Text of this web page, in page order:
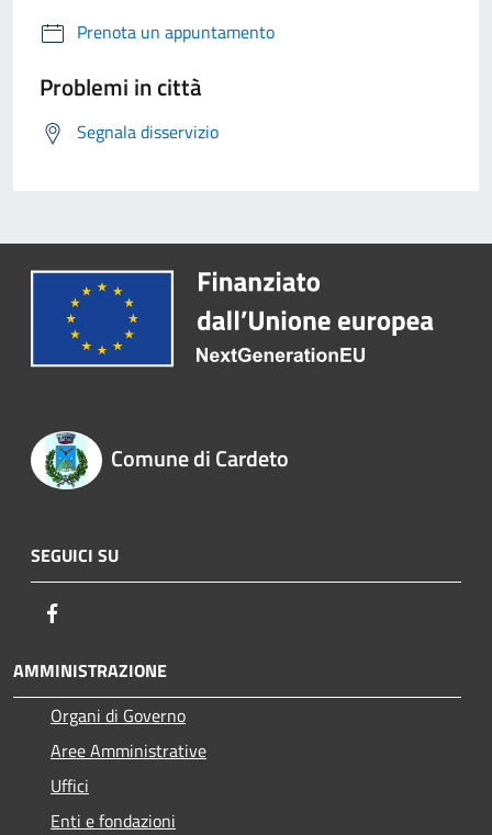
Prenota un appuntamento
Problemi in città
Segnala disservizio
Comune di Cardeto
SEGUICI SU
AMMINISTRAZIONE
Organi di Governo
Aree Amministrative
Uffici
Enti e fondazioni